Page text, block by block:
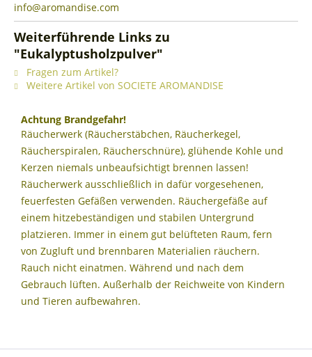
info@aromandise.com
Weiterführende Links zu
"Eukalyptusholzpulver"
Fragen zum Artikel?
Weitere Artikel von SOCIETE AROMANDISE
Achtung Brandgefahr!
Räucherwerk (Räucherstäbchen, Räucherkegel,
Räucherspiralen, Räucherschnüre), glühende Kohle und
Kerzen niemals unbeaufsichtigt brennen lassen!
Räucherwerk ausschließlich in dafür vorgesehenen,
feuerfesten Gefäßen verwenden. Räuchergefäße auf
einem hitzebeständigen und stabilen Untergrund
platzieren. Immer in einem gut belüfteten Raum, fern
von Zugluft und brennbaren Materialien räuchern.
Rauch nicht einatmen. Während und nach dem
Gebrauch lüften. Außerhalb der Reichweite von Kindern
und Tieren aufbewahren.